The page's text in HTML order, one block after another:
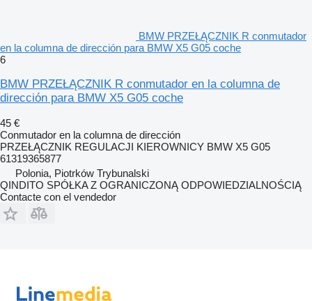
BMW PRZEŁĄCZNIK R conmutador
en la columna de dirección para BMW X5 G05 coche
6
BMW PRZEŁĄCZNIK R conmutador en la columna de
dirección para BMW X5 G05 coche
45 €
Conmutador en la columna de dirección
PRZEŁĄCZNIK REGULACJI KIEROWNICY BMW X5 G05
61319365877
Polonia, Piotrków Trybunalski
QINDITO SPÓŁKA Z OGRANICZONĄ ODPOWIEDZIALNOŚCIĄ
Contacte con el vendedor